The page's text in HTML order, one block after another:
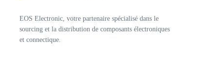
EOS Electronic, votre partenaire spécialisé dans le
sourcing et la distribution de composants électroniques
et connectique.